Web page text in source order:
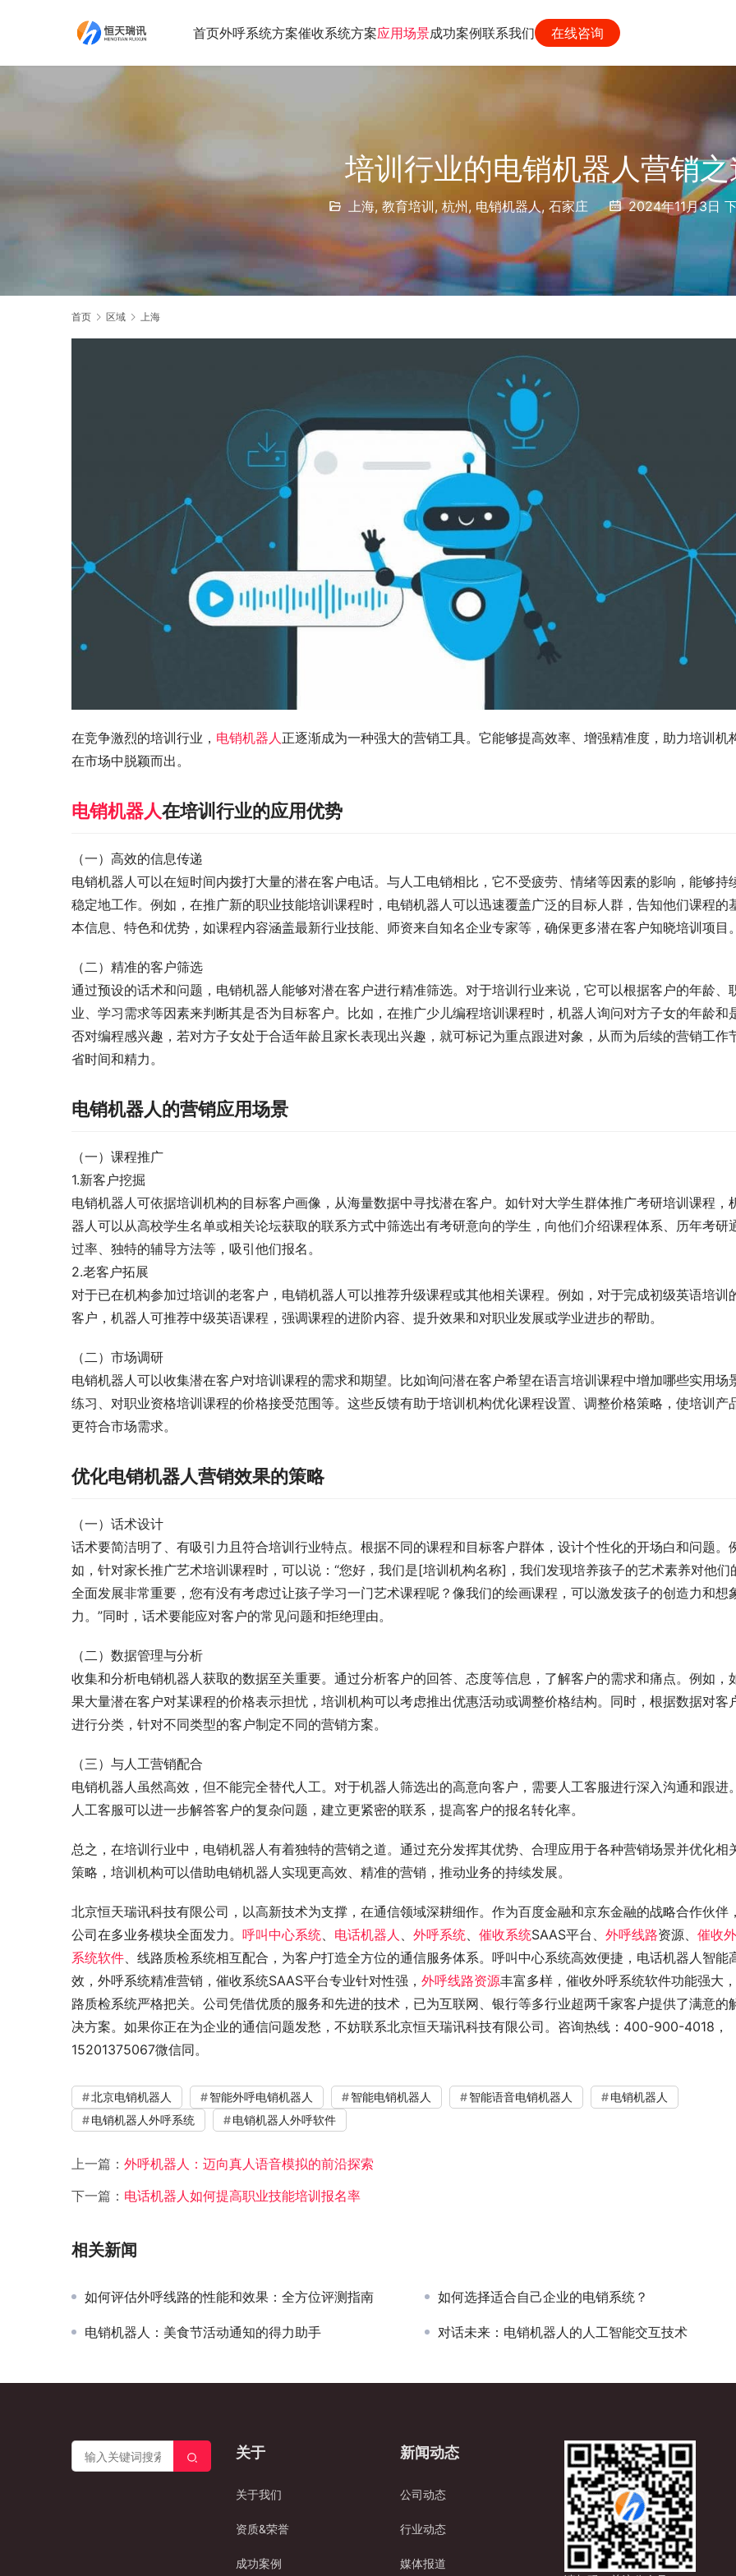
首页外呼系统方案催收系统方案应用场景成功案例联系我们 在线咨询
培训行业的电销机器人营销
上海, 教育培训, 杭州, 电销机器人, 石家庄 2024年11月3日
首页 区域 上海
在竞争激烈的培训行业， 电销机器人 正逐渐成为一种强大的营销工具。它能够提高效率、增强精准度，助力培训机
在市场中脱颖而出。
电销机器人在培训行业的应用优势
（一）高效的信息传递
电销机器人可以在短时间内拨打大量的潜在客户电话。与人工电销相比，它不受疲劳、情绪等因素的影响，能够持
稳定地工作。例如，在推广新的职业技能培训课程时，电销机器人可以迅速覆盖广泛的目标人群，告知他们课程的
本信息、特色和优势，如课程内容涵盖最新行业技能、师资来自知名企业专家等，确保更多潜在客户知晓培训项目。
（二）精准的客户筛选
通过预设的话术和问题，电销机器人能够对潜在客户进行精准筛选。对于培训行业来说，它可以根据客户的年龄、
业、学习需求等因素来判断其是否为目标客户。比如，在推广少儿编程培训课程时，机器人询问对方子女的年龄和
否对编程感兴趣，若对方子女处于合适年龄且家长表现出兴趣，就可标记为重点跟进对象，从而为后续的营销工作
省时间和精力。
电销机器人的营销应用场景
（一）课程推广
1.新客户挖掘
电销机器人可依据培训机构的目标客户画像，从海量数据中寻找潜在客户。如针对大学生群体推广考研培训课程，
器人可以从高校学生名单或相关论坛获取的联系方式中筛选出有考研意向的学生，向他们介绍课程体系、历年考研
过率、独特的辅导方法等，吸引他们报名。
2.老客户拓展
对于已在机构参加过培训的老客户，电销机器人可以推荐升级课程或其他相关课程。例如，对于完成初级英语培训
客户，机器人可推荐中级英语课程，强调课程的进阶内容、提升效果和对职业发展或学业进步的帮助。
（二）市场调研
电销机器人可以收集潜在客户对培训课程的需求和期望。比如询问潜在客户希望在语言培训课程中增加哪些实用场
练习、对职业资格培训课程的价格接受范围等。这些反馈有助于培训机构优化课程设置、调整价格策略，使培训产
更符合市场需求。
优化电销机器人营销效果的策略
（一）话术设计
话术要简洁明了、有吸引力且符合培训行业特点。根据不同的课程和目标客户群体，设计个性化的开场白和问题。
如，针对家长推广艺术培训课程时，可以说：“您好，我们是[培训机构名称]，我们发现培养孩子的艺术素养对他们
全面发展非常重要，您有没有考虑过让孩子学习一门艺术课程呢？像我们的绘画课程，可以激发孩子的创造力和想
力。”同时，话术要能应对客户的常见问题和拒绝理由。
（二）数据管理与分析
收集和分析电销机器人获取的数据至关重要。通过分析客户的回答、态度等信息，了解客户的需求和痛点。例如，
果大量潜在客户对某课程的价格表示担忧，培训机构可以考虑推出优惠活动或调整价格结构。同时，根据数据对客
进行分类，针对不同类型的客户制定不同的营销方案。
（三）与人工营销配合
电销机器人虽然高效，但不能完全替代人工。对于机器人筛选出的高意向客户，需要人工客服进行深入沟通和跟进。
人工客服可以进一步解答客户的复杂问题，建立更紧密的联系，提高客户的报名转化率。
总之，在培训行业中，电销机器人有着独特的营销之道。通过充分发挥其优势、合理应用于各种营销场景并优化相
策略，培训机构可以借助电销机器人实现更高效、精准的营销，推动业务的持续发展。
北京恒天瑞讯科技有限公司，以高新技术为支撑，在通信领域深耕细作。作为百度金融和京东金融的战略合作伙伴，
公司在多业务模块全面发力。 呼叫中心系统 电话机器人 外呼系统 催收系统SAAS平台、 外呼线路资源、 催收
系统软件 、线路质检系统相互配合，为客户打造全方位的通信服务体系。呼叫中心系统高效便捷，电话机器人智能
效，外呼系统精准营销，催收系统SAAS平台专业针对性强， 外呼线路资源丰富多样，催收外呼系统软件功能强大
路质检系统严格把关。公司凭借优质的服务和先进的技术，已为互联网、银行等多行业超两千家客户提供了满意的
决方案。如果你正在为企业的通信问题发愁，不妨联系北京恒天瑞讯科技有限公司。咨询热线：400-900-4018，
15201375067微信同。
北京电销机器人 智能外呼电销机器人 智能电销机器人 智能语音电销机器人
电销机器人
电销机器人外呼系统
电销机器人外呼软件
上一篇： 外呼机器人：迈向真人语音模拟的前沿探索
下一篇： 电话机器人如何提高职业技能培训报名率
相关新闻
如何评估外呼线路的性能和效果：全方位评测指南 如何选择适合自己企业的电销系统？
电销机器人：美食节活动通知的得力助手 对话未来：电销机器人的人工智能交互技术
关于
关于我们
资质&荣誉
成功案例
新闻动态
公司动态
行业动态
媒体报道